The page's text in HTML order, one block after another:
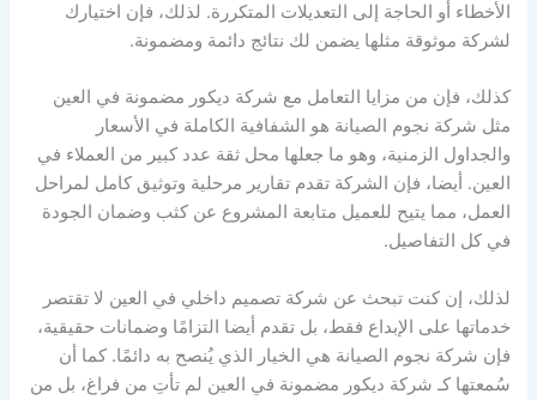
الأخطاء أو الحاجة إلى التعديلات المتكررة. لذلك، فإن اختيارك
لشركة موثوقة مثلها يضمن لك نتائج دائمة ومضمونة.
كذلك، فإن من مزايا التعامل مع شركة ديكور مضمونة في العين
مثل شركة نجوم الصيانة هو الشفافية الكاملة في الأسعار
والجداول الزمنية، وهو ما جعلها محل ثقة عدد كبير من العملاء في
العين. أيضا، فإن الشركة تقدم تقارير مرحلية وتوثيق كامل لمراحل
العمل، مما يتيح للعميل متابعة المشروع عن كثب وضمان الجودة
في كل التفاصيل.
لذلك، إن كنت تبحث عن شركة تصميم داخلي في العين لا تقتصر
خدماتها على الإبداع فقط، بل تقدم أيضا التزامًا وضمانات حقيقية،
فإن شركة نجوم الصيانة هي الخيار الذي يُنصح به دائمًا. كما أن
سُمعتها كـ شركة ديكور مضمونة في العين لم تأتِ من فراغ، بل من